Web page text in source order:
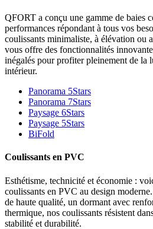
QFORT a conçu une gamme de baies
performances répondant à tous vos
coulissants minimaliste, à élévation ou
vous offre des fonctionnalités
inégalés pour profiter pleinement de la
intérieur.
Panorama 5Stars
Panorama 7Stars
Paysage 6Stars
Paysage 5Stars
BiFold
Coulissants en PVC
Esthétisme, technicité et économie :
coulissants en PVC au design
de haute qualité, un dormant avec
thermique, nos coulissants résistent
stabilité et durabilité.